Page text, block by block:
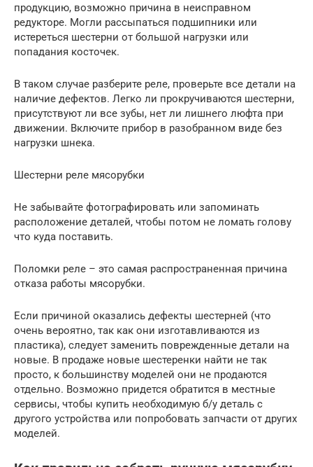
продукцию, возможно причина в неисправном
редукторе. Могли рассыпаться подшипники или
истереться шестерни от большой нагрузки или
попадания косточек.
В таком случае разберите реле, проверьте все детали на
наличие дефектов. Легко ли прокручиваются шестерни,
присутствуют ли все зубы, нет ли лишнего люфта при
движении. Включите прибор в разобранном виде без
нагрузки шнека.
Шестерни реле мясорубки
Не забывайте фотографировать или запоминать
расположение деталей, чтобы потом не ломать голову
что куда поставить.
Поломки реле – это самая распространенная причина
отказа работы мясорубки.
Если причиной оказались дефекты шестерней (что
очень вероятно, так как они изготавливаются из
пластика), следует заменить поврежденные детали на
новые. В продаже новые шестеренки найти не так
просто, к большинству моделей они не продаются
отдельно. Возможно придется обратится в местные
сервисы, чтобы купить необходимую б/у деталь с
другого устройства или попробовать запчасти от других
моделей.